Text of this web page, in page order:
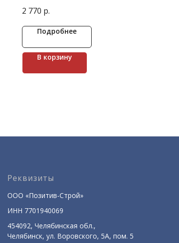
«Лучше гор могут быть только горы», -
вырвавшись наружу, воплотилась в
территории Канады и США. Каскадные
горы завораживают. Они славятся не
и своими вулканами – крупнейшими в
Они выигрышно смотрятся на фасаде
2 770 р.
Подробнее
В корзину
Реквизиты
ООО «Позитив-Строй»
ИНН 7701940069
454092, Челябинская обл.,
Челябинск, ул. Воровского, 5А, пом. 5